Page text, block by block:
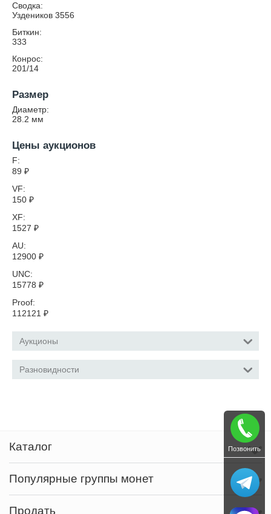
Сводка:
Уздеников 3556
Биткин:
333
Конрос:
201/14
Размер
Диаметр:
28.2 мм
Цены аукционов
F:
89 ₽
VF:
150 ₽
XF:
1527 ₽
AU:
12900 ₽
UNC:
15778 ₽
Proof:
112121 ₽
Аукционы
Разновидности
Каталог
Популярные группы монет
Продать
Позвонить